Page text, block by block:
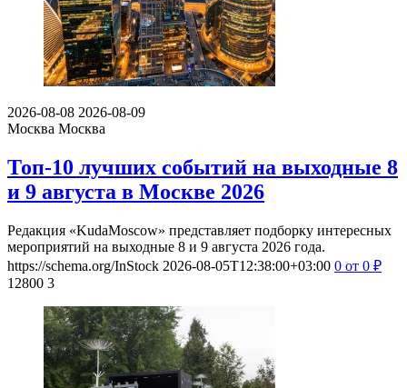
2026-08-08 2026-08-09
Москва Москва
Топ-10 лучших событий на выходные 8
и 9 августа в Москве 2026
Редакция «KudaMoscow» представляет подборку интересных
мероприятий на выходные 8 и 9 августа 2026 года.
https://schema.org/InStock 2026-08-05T12:38:00+03:00 0 от 0 ₽
12800 3